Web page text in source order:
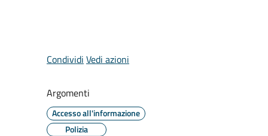
Condividi Vedi azioni
Argomenti
Accesso all'informazione
Polizia